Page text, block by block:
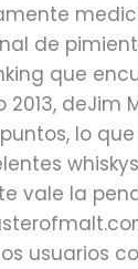
de
que
deJim
lo
vale la
usuarios